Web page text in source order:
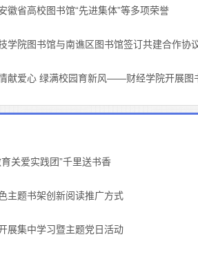
徽省高校图书馆“先进集体”等多项荣誉
学院图书馆与南谯区图书馆签订共建合作协
献爱心 绿满校园育新风——财经学院开展图
关爱实践团”千里送书香
主题书架创新阅读推广方式
展集中学习暨主题党日活动